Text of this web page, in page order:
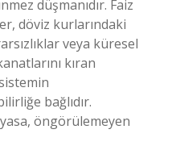
düşmanıdır. Faiz
döviz kurlarındaki
veya küresel
kıran
bağlıdır.
öngörülemeyen